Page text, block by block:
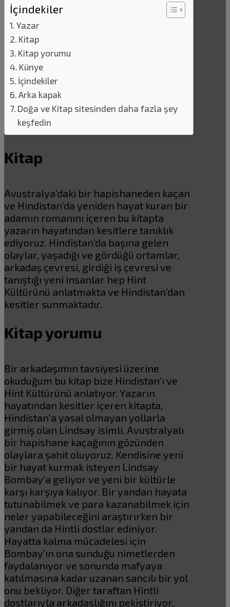
İçindekiler
Yazar
Kitap
Kitap yorumu
Künye
İçindekiler
Arka kapak
Doğa ve Kitap sitesinden daha fazla şey
keşfedin
Kitap
Avustralya’daki bir hapishaneden kaçan
ve Hindistan’da yeniden hayat kuran bir
adamın romanını içeren bu kitapta
yazarın hayatından kesitlere tanıklık
ediyoruz. Hindistan’da başına gelen
olaylar, yaşadığı ve gördüğü ortamlar,
arkadaş çevresi, girdiği iş çevresi ve
tanıştığı yeni insanlar hep Hint
Kültürünü anlatmakta ve Hindistan’dan
kesitler sunmaktadır.
Kitap yorumu
Bir arkadaşımın tavsiyesi üzerine
okuduğum bu kitap bize Hindistan’ı ve
Hint Kültürünü anlatıyor. Yazarın
hayatından kesitler içeren kitapta,
Hindistan’a yasal olmayan yollarla
girmiş olan Lindsay isimli, Avustralyalı
bir hapishane kaçağının gözünden
olaylara şahit oluyoruz. Kendisine yeni
bir hayat kurmak isteyen Lindsay
Bombay’a geliyor ve yeni bir kültürle
karşı karşıya kalıyor. Bir yandan hayata
tutunabilmek ve para kazanabilmek için
neler yapabileceğini araştırırken bir
yandan da Hintli dostlar ediniyor.
Hayatta kalma mücadelesi için
Bombay’ın ona sunduğu nimetlerden
faydalanıyor ve sonunda mafyaya
katılmasına kadar uzanan sancılı bir yol
onu bekliyor. Diğer taraftan Hintli
dostlarıyla arkadaşlığını pekiştiriyor,